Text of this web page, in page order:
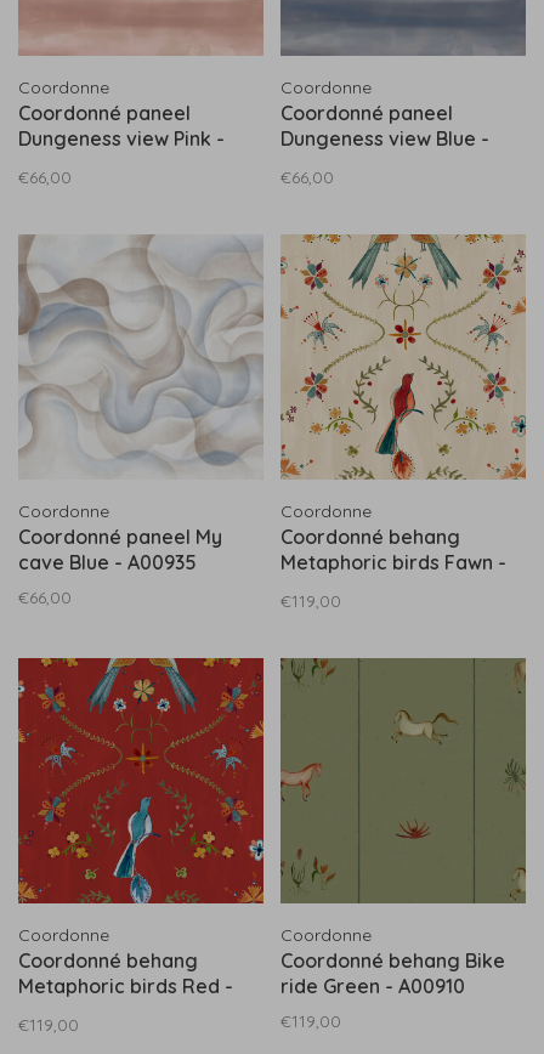
Coordonne
Coordonné paneel
Dungeness view Pink -
€66,00
Coordonne
Coordonné paneel
Dungeness view Blue -
€66,00
Coordonne
Coordonné paneel My
cave Blue - A00935
€66,00
Coordonne
Coordonné behang
Metaphoric birds Fawn -
€119,00
Coordonne
Coordonné behang
Metaphoric birds Red -
€119,00
Coordonne
Coordonné behang Bike
ride Green - A00910
€119,00